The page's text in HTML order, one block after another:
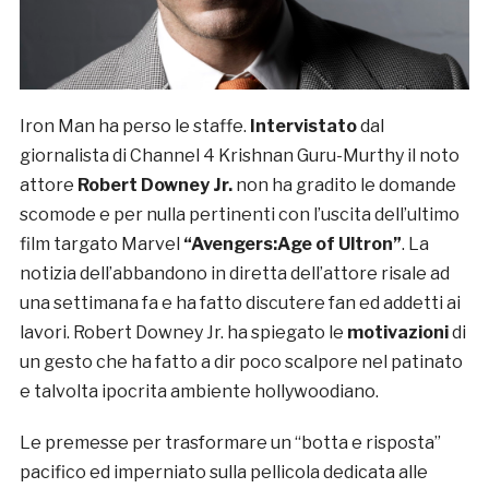
Iron Man ha perso le staffe. Intervistatodal
giornalista di Channel 4 Krishnan Guru-Murthy il noto
attore Robert Downey Jr.non ha gradito le domande
scomode e per nulla pertinenti con l’uscita dell’ultimo
film targato Marvel “Avengers:Age of Ultron”. La
notizia dell’abbandono in diretta dell’attore risale ad
una settimana fa e ha fatto discutere fan ed addetti ai
lavori. Robert Downey Jr. ha spiegato le motivazionidi
un gesto che ha fatto a dir poco scalpore nel patinato
e talvolta ipocrita ambiente hollywoodiano.
Le premesse per trasformare un “botta e risposta”
pacifico ed imperniato sulla pellicola dedicata alle